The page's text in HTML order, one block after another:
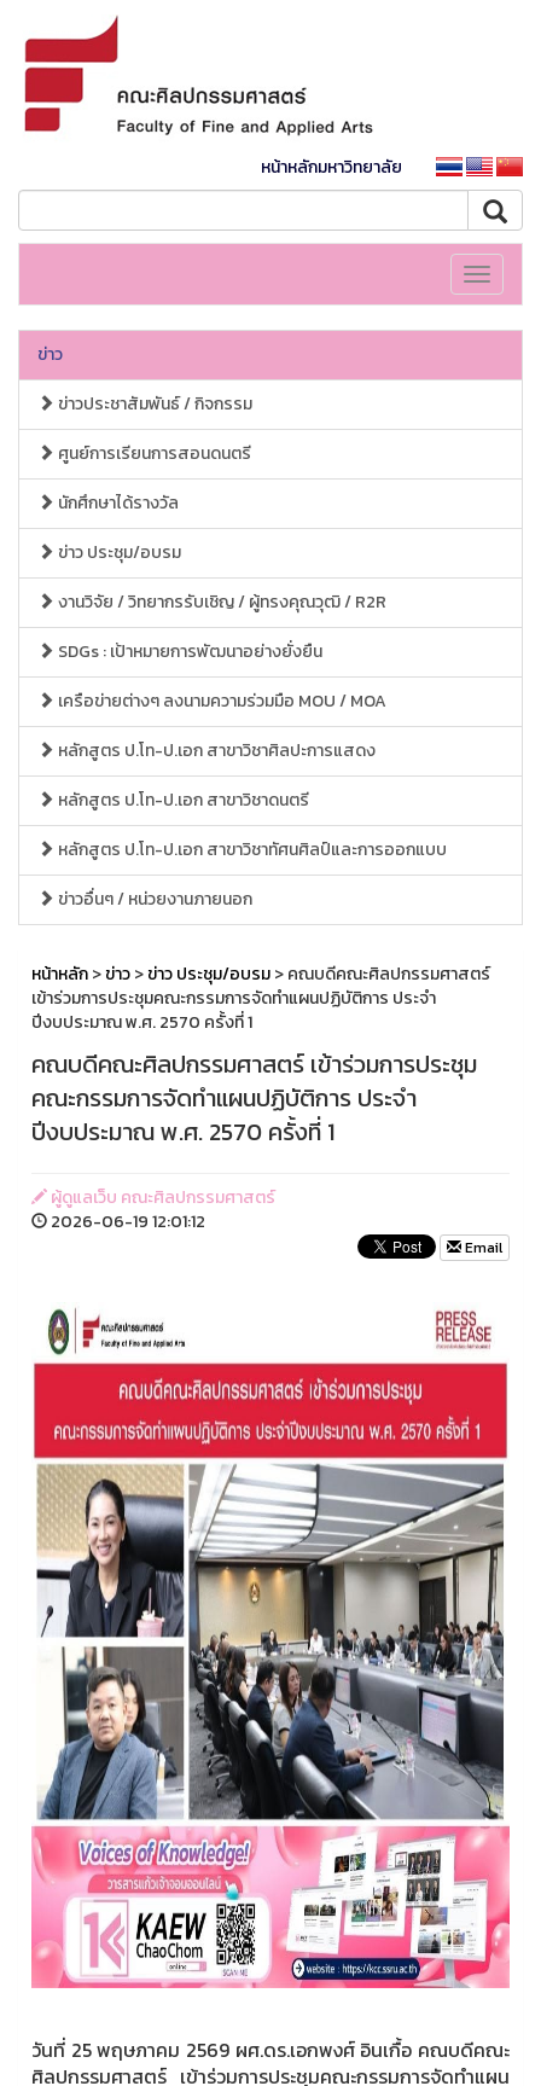
หน้าหลักมหาวิทยาลัย
Toggle
ข่าว
ข่าวประชาสัมพันธ์ / กิจกรรม
ศูนย์การเรียนการสอนดนตรี
นักศึกษาได้รางวัล
ข่าว ประชุม/อบรม
งานวิจัย / วิทยากรรับเชิญ / ผู้ทรงคุณวุฒิ / R2R
SDGs : เป้าหมายการพัฒนาอย่างยั่งยืน
เครือข่ายต่างๆ ลงนามความร่วมมือ MOU / MOA
หลักสูตร ป.โท-ป.เอก สาขาวิชาศิลปะการแสดง
หลักสูตร ป.โท-ป.เอก สาขาวิชาดนตรี
หลักสูตร ป.โท-ป.เอก สาขาวิชาทัศนศิลป์และการออกแบบ
ข่าวอื่นๆ / หน่วยงานภายนอก
หน้าหลัก>ข่าว>ข่าว ประชุม/อบรม> คณบดีคณะศิลปกรรมศาสตร์
เข้าร่วมการประชุมคณะกรรมการจัดทำแผนปฏิบัติการ ประจำ
ปีงบประมาณ พ.ศ. 2570 ครั้งที่ 1
คณบดีคณะศิลปกรรมศาสตร์ เข้าร่วมการประชุม
คณะกรรมการจัดทำแผนปฏิบัติการ ประจำ
ปีงบประมาณ พ.ศ. 2570 ครั้งที่ 1
ผู้ดูแลเว็บ คณะศิลปกรรมศาสตร์
2026-06-19 12:01:12
Email
วันที่ 25 พฤษภาคม 2569 ผศ.ดร.เอกพงศ์ อินเกื้อ คณบดีคณะ
ศิลปกรรมศาสตร์ เข้าร่วมการประชุมคณะกรรมการจัดทำแผน